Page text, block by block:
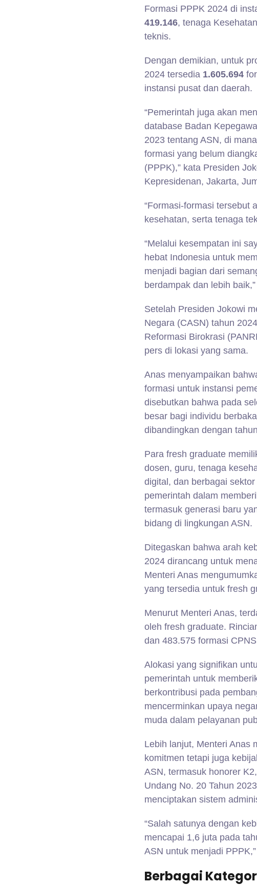
Formasi PPPK 2024 di
419.146, tenaga
teknis.
Dengan demikian, untuk
2024 tersedia 1.605.694
instansi pusat dan daerah.
“Pemerintah juga akan
database Badan
2023 tentang ASN, di
formasi yang belum
(PPPK),” kata Presiden
Kepresidenan, Jakarta,
“Formasi-formasi tersebut
kesehatan, serta tenaga
“Melalui kesempatan ini
hebat Indonesia untuk
menjadi bagian dari
berdampak dan lebih
Setelah Presiden Jokowi
Negara (CASN) tahun
Reformasi Birokrasi
pers di lokasi yang sama.
Anas menyampaikan
formasi untuk instansi
disebutkan bahwa pada
besar bagi individu
dibandingkan dengan
Para fresh graduate
dosen, guru, tenaga
digital, dan berbagai
pemerintah dalam
termasuk generasi baru
bidang di lingkungan ASN.
Ditegaskan bahwa arah
2024 dirancang untuk
Menteri Anas
yang tersedia untuk fresh
Menurut Menteri Anas,
oleh fresh graduate.
dan 483.575 formasi
Alokasi yang signifikan
pemerintah untuk
berkontribusi pada
mencerminkan upaya
muda dalam pelayanan
Lebih lanjut, Menteri Anas
komitmen tetapi juga
ASN, termasuk honorer
Undang No. 20 Tahun
menciptakan sistem
“Salah satunya dengan
mencapai 1,6 juta pada
ASN untuk menjadi
Berbagai